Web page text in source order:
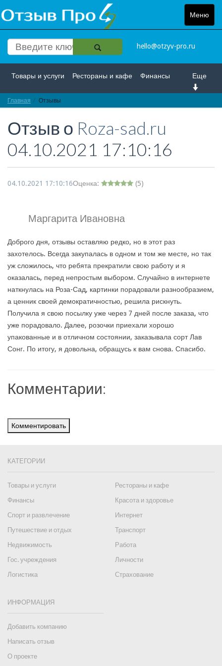
Меню
Toggle
hello@otzyv-pro.ru
Еще
Товары и услуги Рестораны и кафе Финансы
Красота и здоровье
Интернет Путешествие и отдых Транспорт
Недвижимость Работа Гос. учреждения
Главная Отзывы
Отзыв о Roza-sad.ru
04.10.2021 17:10:16
04.10.2021 17:10:16Оценка: (5)
Маргарита Ивановна
Доброго дня, отзывы оставляю редко, но в этот раз
захотелось. Всегда закупалась в одном и том же месте, но так
уж сложилось, что ребята прекратили свою работу и я
оказалась, перед непростым выбором. Случайно в интернете
наткнулась на Роза-Сад, картинки порадовали разнообразием,
а ценник своей демократичностью, решила рискнуть.
Получила я свою посылку уже через 7 дней после заказа, что
уже порадовало. Далее, розочки приехали хорошо
упакованные и в отличном состоянии, заказывала сорт Лав
Сонг. По итогу, я довольна, обращусь к вам снова. Спасибо.
Комментарии:
Комментировать
КАТЕГОРИИ
Товары и услуги
Рестораны и кафе
Финансы
Красота и здоровье
Спорт и развлечение
Интернет
Путешествие и отдых
Транспорт
Недвижимость
Работа
Гос. учреждения
Личности
Логистика
Страхование
ИНФОРМАЦИЯ
Добавить компанию
Написать отзыв
О проекте